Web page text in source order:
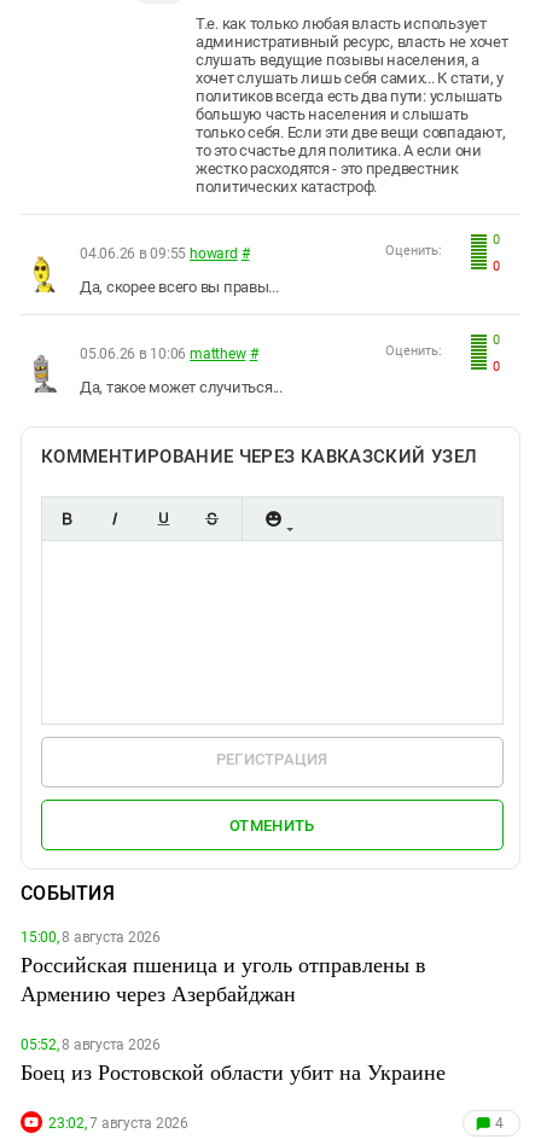
Т.е. как только любая власть использует
административный ресурс, власть не хочет
слушать ведущие позывы населения, а
хочет слушать лишь себя самих... К стати, у
политиков всегда есть два пути: услышать
большую часть населения и слышать
только себя. Если эти две вещи совпадают,
то это счастье для политика. А если они
жестко расходятся - это предвестник
политических катастроф.
0
0
Оценить:
04.06.26 в 09:55 howard #
Да, скорее всего вы правы...
0
0
Оценить:
05.06.26 в 10:06 matthew #
Да, такое может случиться...
КОММЕНТИРОВАНИЕ ЧЕРЕЗ КАВКАЗСКИЙ УЗЕЛ
РЕГИСТРАЦИЯ
ОТМЕНИТЬ
СОБЫТИЯ
15:00,8 августа 2026
Российская пшеница и уголь отправлены в
Армению через Азербайджан
05:52,8 августа 2026
Боец из Ростовской области убит на Украине
23:02,7 августа 2026 4